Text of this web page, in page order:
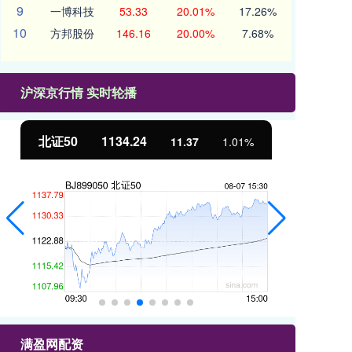
9 一博科技 53.33 20.01% 17.26%
10 方邦股份 146.16 20.00% 7.68%
沪深京行情 实时轮播
北证50 1134.24 11.37 1.01%
满盈网配资